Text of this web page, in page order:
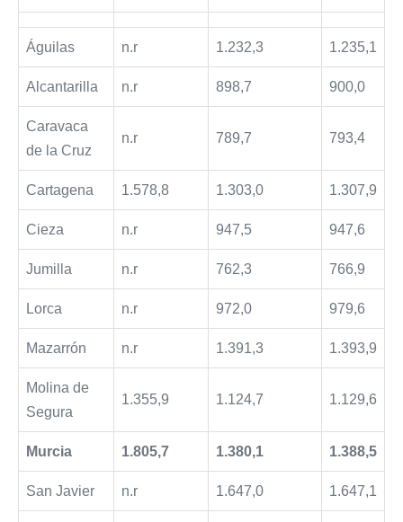
Águilas n.r 1.232,3 1.235,1
Alcantarilla n.r 898,7 900,0
Caravaca
de la Cruz
n.r 789,7 793,4
Cartagena 1.578,8 1.303,0 1.307,9
Cieza n.r 947,5 947,6
Jumilla n.r 762,3 766,9
Lorca n.r 972,0 979,6
Mazarrón n.r 1.391,3 1.393,9
Molina de
Segura
1.355,9 1.124,7 1.129,6
Murcia 1.805,7 1.380,1 1.388,5
San Javier n.r 1.647,0 1.647,1